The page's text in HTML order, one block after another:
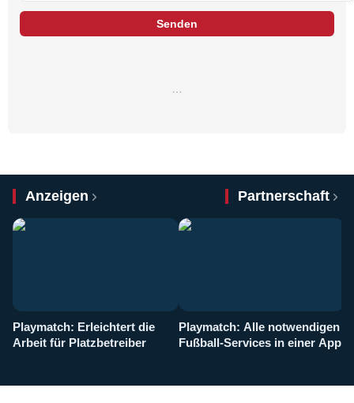
Senden
…
Anzeigen Partnerschaft
Playmatch: Erleichtert die
Arbeit für Platzbetreiber
Playmatch: Alle notwendigen
Fußball-Services in einer App